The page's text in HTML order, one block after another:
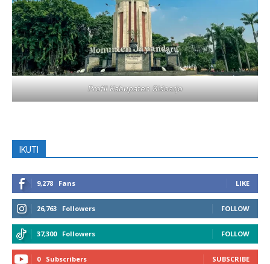
Profil Kabupaten Sidoarjo
IKUTI
9,278 Fans LIKE
26,763 Followers FOLLOW
37,300 Followers FOLLOW
0 Subscribers SUBSCRIBE